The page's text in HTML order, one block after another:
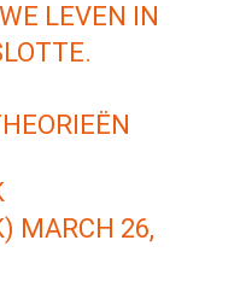
LEVEN IN
MARCH 26,